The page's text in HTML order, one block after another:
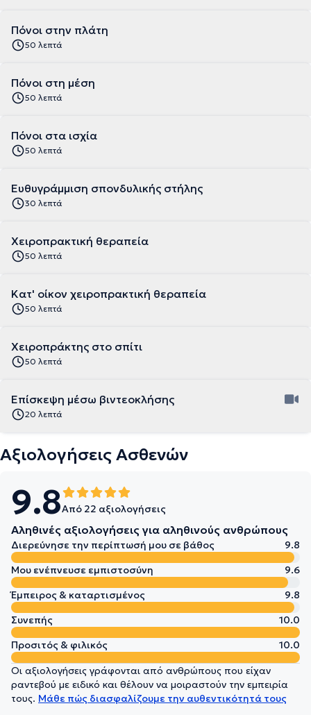
Πόνοι στην πλάτη
50 λεπτά
Πόνοι στη μέση
50 λεπτά
Πόνοι στα ισχία
50 λεπτά
Ευθυγράμμιση σπονδυλικής στήλης
30 λεπτά
Χειροπρακτική θεραπεία
50 λεπτά
Κατ' οίκον χειροπρακτική θεραπεία
50 λεπτά
Χειροπράκτης στο σπίτι
50 λεπτά
Επίσκεψη μέσω βιντεοκλήσης
20 λεπτά
Αξιολογήσεις Ασθενών
9.8Από 22 αξιολογήσεις
Αληθινές αξιολογήσεις για αληθινούς ανθρώπους
Διερεύνησε την περίπτωσή μου σε βάθος
9.8
Μου ενέπνευσε εμπιστοσύνη
9.6
Έμπειρος & καταρτισμένος
9.8
Συνεπής
10.0
Προσιτός & φιλικός
10.0
Οι αξιολογήσεις γράφονται από ανθρώπους που είχαν
ραντεβού με ειδικό και θέλουν να μοιραστούν την εμπειρία
τους. Μάθε πώς διασφαλίζουμε την αυθεντικότητά τους